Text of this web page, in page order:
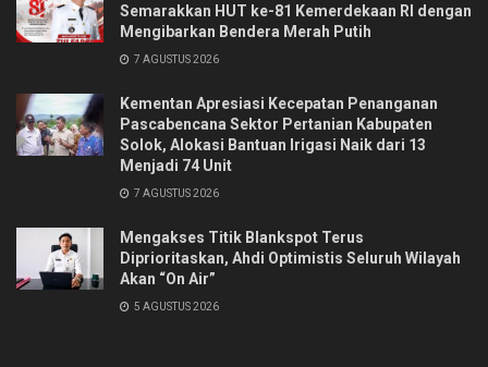
Semarakkan HUT ke-81 Kemerdekaan RI dengan
Mengibarkan Bendera Merah Putih
7 AGUSTUS 2026
Kementan Apresiasi Kecepatan Penanganan
Pascabencana Sektor Pertanian Kabupaten
Solok, Alokasi Bantuan Irigasi Naik dari 13
Menjadi 74 Unit
7 AGUSTUS 2026
Mengakses Titik Blankspot Terus
Diprioritaskan, Ahdi Optimistis Seluruh Wilayah
Akan “On Air”
5 AGUSTUS 2026